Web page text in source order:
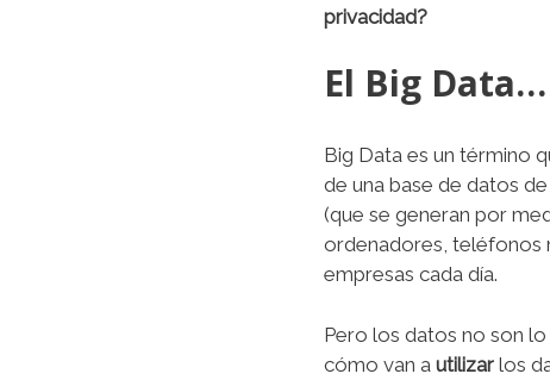
privacidad?
El Big Data…
Big Data es un término
de una base de datos
(que se generan por
ordenadores, teléfonos
empresas cada día.
Pero los datos no son lo
cómo van a utilizar los